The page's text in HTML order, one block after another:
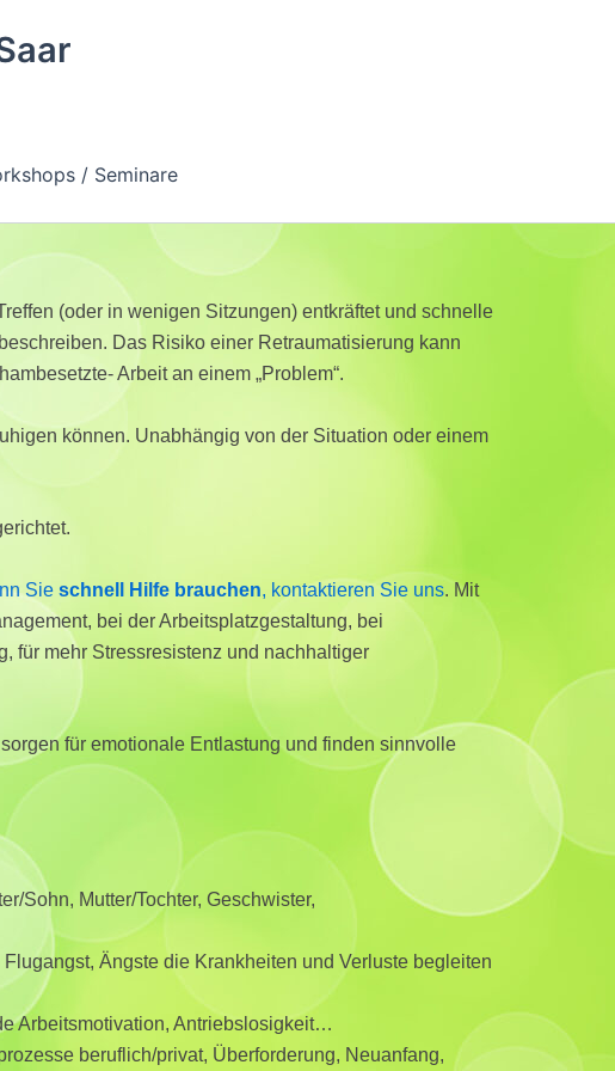
/ Seminare
(oder in wenigen Sitzungen) entkräftet und schnelle
Das Risiko einer Retraumatisierung kann
Arbeit an einem „Problem“.
können. Unabhängig von der Situation oder einem
Sie schnell Hilfe brauchen, kontaktieren Sie uns. Mit
bei der Arbeitsplatzgestaltung, bei
für mehr Stressresistenz und nachhaltiger
für emotionale Entlastung und finden sinnvolle
Sohn, Mutter/Tochter, Geschwister,
Ängste die Krankheiten und Verluste begleiten
Arbeitsmotivation, Antriebslosigkeit…
beruflich/privat, Überforderung, Neuanfang,